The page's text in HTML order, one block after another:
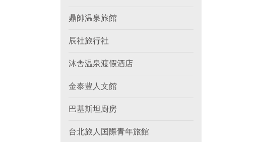
鼎帥温泉旅館
辰社旅行社
沐舎温泉渡假酒店
金泰豊人文館
巴基斯坦廚房
台北旅人国際青年旅館